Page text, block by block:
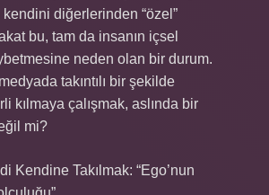
diğerlerinden “özel”
bu, tam da insanın içsel
neden olan bir durum.
takıntılı bir şekilde
kılmaya çalışmak, aslında bir
mi?
Kendine Takılmak: “Ego’nun